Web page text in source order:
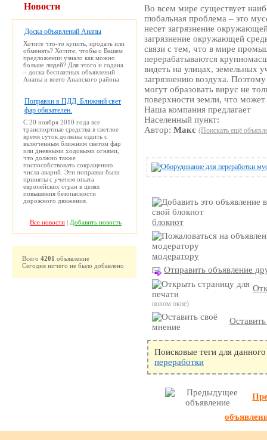
Во всем мире существует
глобальная проблема – это
несет загрязнение
загрязнение окружающей
связи с тем, что в мире
перерабатываются
видеть на улицах, земельных
загрязнению воздуха.
могут образовать вирус не
поверхности земли, что
Наша компания предлагает
Населенный пункт:
Автор:Макс (Поискать ещё
блокнот
модератору
Отправить объявление
новом окне)
Поисковые теги для
переработки
Новости
Доска объявлений Анапы
Хотите что-то купить, продать или
обменять? Хотите, чтобы о Вашем
предложении узнало как можно
больше людей? Для этого и содана
– доска бесплатных объявлений
Анапы и всего Анапского района
Поправки в ПДД. Ближний свет
фар обязателен.
С 20 ноября 2010 года все
транспортные средства в светлое
время суток должны ездить с
включенным ближним светом фар
или дневными ходовыми огнями,
что должно также
поспособствовать сокращению
числа аварий. Эти поправки были
приняты с учетом опыта
европейских стран в целях
повышения безопасности
дорожного движения.
Все новости| Добавить новость
Всего 4201 объявление
Сегодня ничего не было добавлено